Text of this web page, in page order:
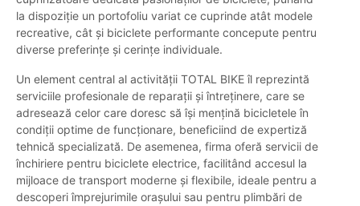
la dispoziție un portofoliu variat ce cuprinde atât modele
recreative, cât și biciclete performante concepute pentru
diverse preferințe și cerințe individuale.
Un element central al activității TOTAL BIKE îl reprezintă
serviciile profesionale de reparații și întreținere, care se
adresează celor care doresc să își mențină bicicletele în
condiții optime de funcționare, beneficiind de expertiză
tehnică specializată. De asemenea, firma oferă servicii de
închiriere pentru biciclete electrice, facilitând accesul la
mijloace de transport moderne și flexibile, ideale pentru a
descoperi împrejurimile orașului sau pentru plimbări de